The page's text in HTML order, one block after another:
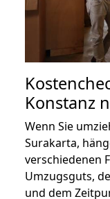
Konstanz
Wenn Sie
Surakarta,
verschiedenen
Umzugsguts,
und dem